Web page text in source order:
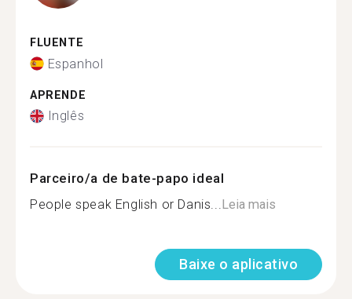
FLUENTE
Espanhol
APRENDE
Inglês
Parceiro/a de bate-papo ideal
People speak English or Danis...Leia mais
Baixe o aplicativo